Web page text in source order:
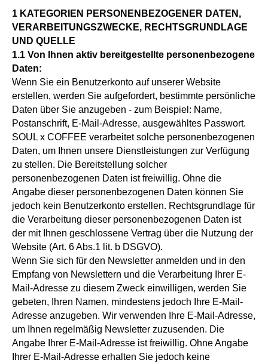
1 KATEGORIEN PERSONENBEZOGENER DATEN,
VERARBEITUNGSZWECKE, RECHTSGRUNDLAGE
UND QUELLE
1.1 Von Ihnen aktiv bereitgestellte personenbezogene
Daten:
Wenn Sie ein Benutzerkonto auf unserer Website
erstellen, werden Sie aufgefordert, bestimmte persönliche
Daten über Sie anzugeben - zum Beispiel: Name,
Postanschrift, E-Mail-Adresse, ausgewähltes Passwort.
SOUL x COFFEE verarbeitet solche personenbezogenen
Daten, um Ihnen unsere Dienstleistungen zur Verfügung
zu stellen. Die Bereitstellung solcher
personenbezogenen Daten ist freiwillig. Ohne die
Angabe dieser personenbezogenen Daten können Sie
jedoch kein Benutzerkonto erstellen. Rechtsgrundlage für
die Verarbeitung dieser personenbezogenen Daten ist
der mit Ihnen geschlossene Vertrag über die Nutzung der
Website (Art. 6 Abs.1 lit. b DSGVO).
Wenn Sie sich für den Newsletter anmelden und in den
Empfang von Newslettern und die Verarbeitung Ihrer E-
Mail-Adresse zu diesem Zweck einwilligen, werden Sie
gebeten, Ihren Namen, mindestens jedoch Ihre E-Mail-
Adresse anzugeben. Wir verwenden Ihre E-Mail-Adresse,
um Ihnen regelmäßig Newsletter zuzusenden. Die
Angabe Ihrer E-Mail-Adresse ist freiwillig. Ohne Angabe
Ihrer E-Mail-Adresse erhalten Sie jedoch keine